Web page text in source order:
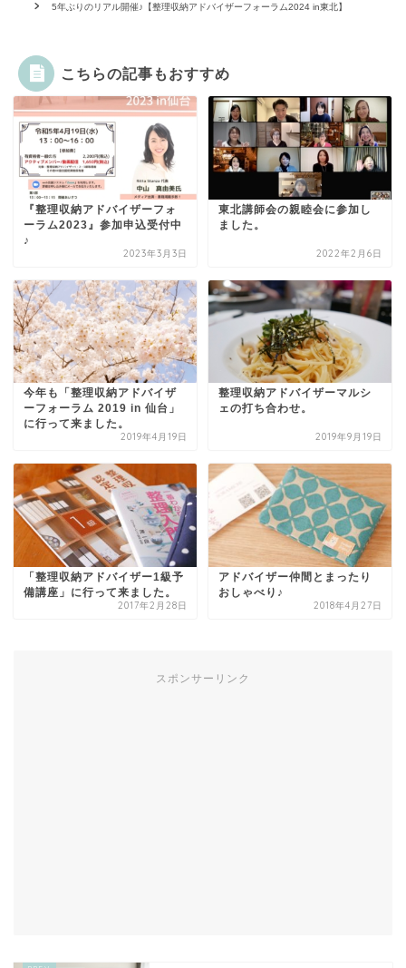
5年ぶりのリアル開催♪【整理収納アドバイザーフォーラム2024 in東北】
こちらの記事もおすすめ
『整理収納アドバイザーフォ
ーラム2023』参加申込受付中
♪
2023年3月3日
東北講師会の親睦会に参加し
ました。
2022年2月6日
今年も「整理収納アドバイザ
ーフォーラム 2019 in 仙台」
に行って来ました。
2019年4月19日
整理収納アドバイザーマルシ
ェの打ち合わせ。
2019年9月19日
「整理収納アドバイザー1級予
備講座」に行って来ました。
2017年2月28日
アドバイザー仲間とまったり
おしゃべり♪
2018年4月27日
スポンサーリンク